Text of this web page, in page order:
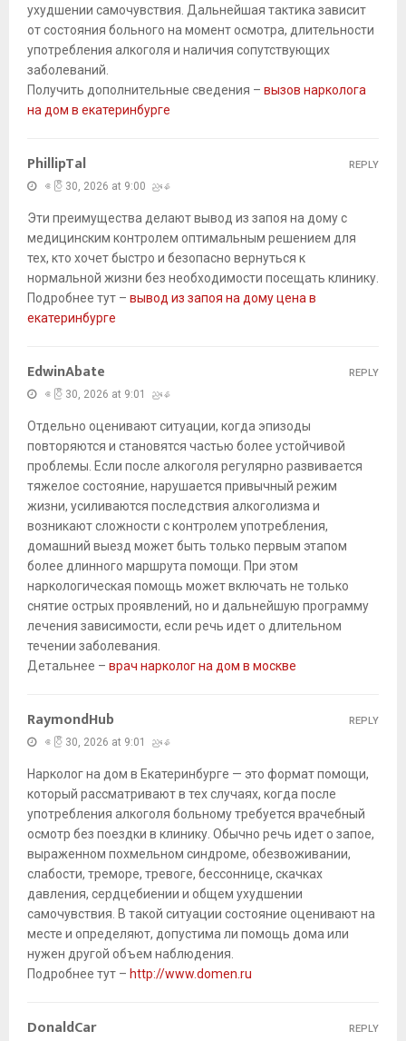
ухудшении самочувствия. Дальнейшая тактика зависит
от состояния больного на момент осмотра, длительности
употребления алкоголя и наличия сопутствующих
заболеваний.
Получить дополнительные сведения – вызов нарколога
на дом в екатеринбурге
PhillipTal
ဧပြီ 30, 2026 at 9:00 ညနေ
Эти преимущества делают вывод из запоя на дому с
медицинским контролем оптимальным решением для
тех, кто хочет быстро и безопасно вернуться к
нормальной жизни без необходимости посещать клинику.
Подробнее тут – вывод из запоя на дому цена в
екатеринбурге
REPLY
EdwinAbate
ဧပြီ 30, 2026 at 9:01 ညနေ
Отдельно оценивают ситуации, когда эпизоды
повторяются и становятся частью более устойчивой
проблемы. Если после алкоголя регулярно развивается
тяжелое состояние, нарушается привычный режим
жизни, усиливаются последствия алкоголизма и
возникают сложности с контролем употребления,
домашний выезд может быть только первым этапом
более длинного маршрута помощи. При этом
наркологическая помощь может включать не только
снятие острых проявлений, но и дальнейшую программу
лечения зависимости, если речь идет о длительном
течении заболевания.
Детальнее – врач нарколог на дом в москве
REPLY
RaymondHub
ဧပြီ 30, 2026 at 9:01 ညနေ
Нарколог на дом в Екатеринбурге — это формат помощи,
который рассматривают в тех случаях, когда после
употребления алкоголя больному требуется врачебный
осмотр без поездки в клинику. Обычно речь идет о запое,
выраженном похмельном синдроме, обезвоживании,
слабости, треморе, тревоге, бессоннице, скачках
давления, сердцебиении и общем ухудшении
самочувствия. В такой ситуации состояние оценивают на
месте и определяют, допустима ли помощь дома или
нужен другой объем наблюдения.
Подробнее тут – http://www.domen.ru
REPLY
DonaldCar REPLY